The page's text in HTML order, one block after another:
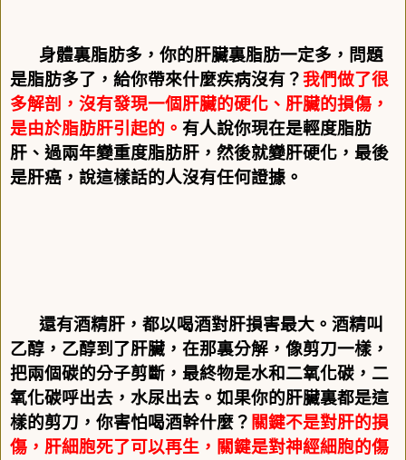
身體裏脂肪多，你的肝臟裏脂肪一定多，問題
是脂肪多了，給你帶來什麼疾病沒有？我們做了很
多解剖，沒有發現一個肝臟的硬化、肝臟的損傷，
是由於脂肪肝引起的。 有人說你現在是輕度脂肪
肝、過兩年變重度脂肪肝，然後就變肝硬化，最後
是肝癌，說這樣話的人沒有任何證據。
還有酒精肝，都以喝酒對肝損害最大。酒精叫
乙醇，乙醇到了肝臟，在那裏分解，像剪刀一樣，
把兩個碳的分子剪斷，最終物是水和二氧化碳，二
氧化碳呼出去，水尿出去。如果你的肝臟裏都是這
樣的剪刀，你害怕喝酒幹什麼？ 關鍵不是對肝的損
傷，肝細胞死了可以再生，關鍵是對神經細胞的傷